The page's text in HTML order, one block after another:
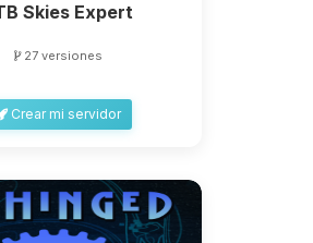
Skies Expert
27 versiones
Crear mi servidor